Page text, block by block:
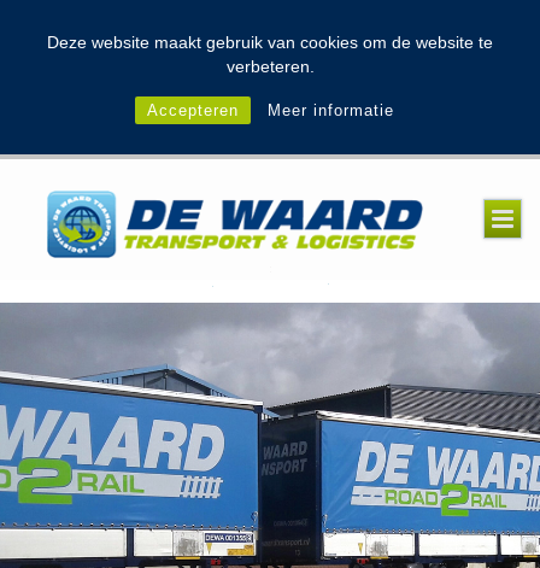
Deze website maakt gebruik van cookies om de website te
verbeteren.
Accepteren Meer informatie